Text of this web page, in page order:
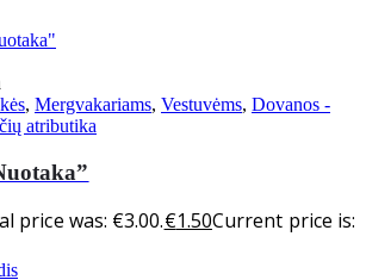
, Mergvakariams, Vestuvėms, Dovanos -
atributika
price was: €3.00.€1.50Current price is: